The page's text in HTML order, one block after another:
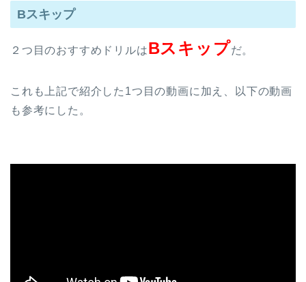
Bスキップ
２つ目のおすすめドリルはBスキップだ。
これも上記で紹介した1つ目の動画に加え、以下の動画
も参考にした。